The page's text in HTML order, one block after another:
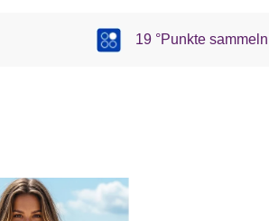
19 °Punkte sammeln